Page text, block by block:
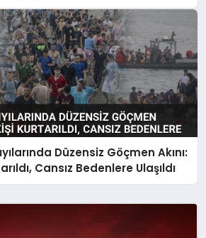
Düzensiz Göçmen Akını:
Cansız Bedenlere Ulaşıldı